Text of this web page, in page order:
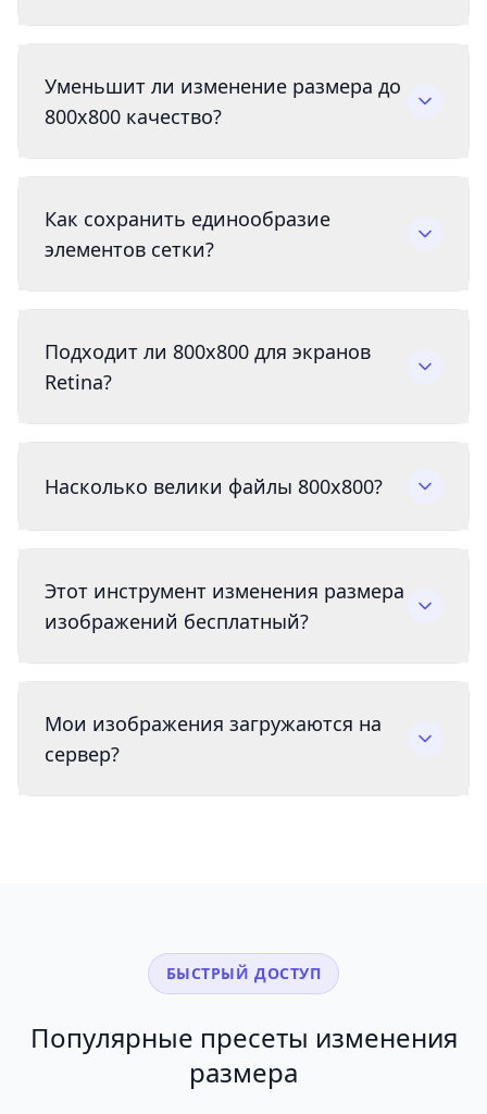
Уменьшит ли изменение размера до
800x800 качество?
Как сохранить единообразие
элементов сетки?
Подходит ли 800x800 для экранов
Retina?
Насколько велики файлы 800x800?
Этот инструмент изменения размера
изображений бесплатный?
Мои изображения загружаются на
сервер?
БЫСТРЫЙ ДОСТУП
Популярные пресеты изменения
размера